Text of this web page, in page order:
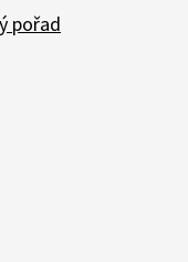
pořad